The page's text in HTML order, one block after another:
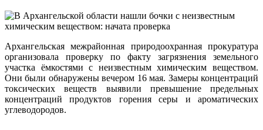
Архангельская межрайонная природоохранная прокуратура
организовала проверку по факту загрязнения земельного
участка ёмкостями с неизвестным химическим веществом.
Они были обнаружены вечером 16 мая. Замеры концентраций
токсических веществ выявили превышение предельных
концентраций продуктов горения серы и ароматических
углеводородов.